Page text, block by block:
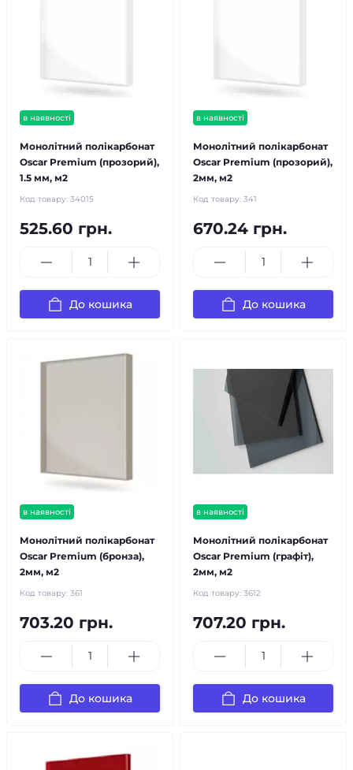
в наявності
Монолітний полікарбонат
Oscar Premium (прозорий),
1.5 мм, м2
Код товару: 34015
525.60 грн.
До кошика
в наявності
Монолітний полікарбонат
Oscar Premium (прозорий),
2мм, м2
Код товару: 341
670.24 грн.
До кошика
в наявності
Монолітний полікарбонат
Oscar Premium (бронза),
2мм, м2
Код товару: 361
703.20 грн.
До кошика
в наявності
Монолітний полікарбонат
Oscar Premium (графіт),
2мм, м2
Код товару: 3612
707.20 грн.
До кошика